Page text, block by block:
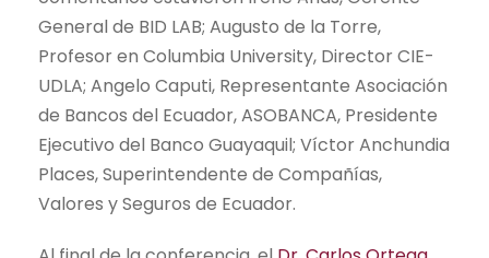
General de BID LAB; Augusto de la Torre,
Profesor en Columbia University, Director CIE-
UDLA; Angelo Caputi, Representante Asociación
de Bancos del Ecuador, ASOBANCA, Presidente
Ejecutivo del Banco Guayaquil; Víctor Anchundia
Places, Superintendente de Compañías,
Valores y Seguros de Ecuador.